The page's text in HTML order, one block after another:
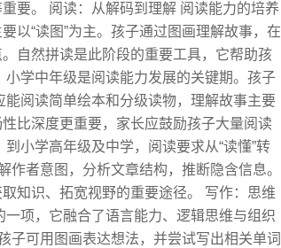
要。 阅读：从解码到理解 阅读能力的培养
以“读图”为主。孩子通过图画理解故事，在
自然拼读是此阶段的重要工具，它帮助孩
学中年级是阅读能力发展的关键期。孩子
能阅读简单绘本和分级读物，理解故事主要
比深度更重要，家长应鼓励孩子大量阅读
小学高年级及中学，阅读要求从“读懂”转
作者意图，分析文章结构，推断隐含信息。
知识、拓宽视野的重要途径。 写作：思维
项，它融合了语言能力、逻辑思维与组织
子可用图画表达想法，并尝试写出相关单词